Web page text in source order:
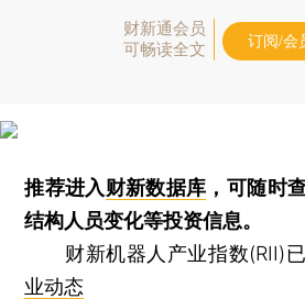
财新通会员
可畅读全文
订阅/会
推荐进入财新数据库 ，可随时
结构人员变化等投资信息。
财新机器人产业指数(RII)已
业动态